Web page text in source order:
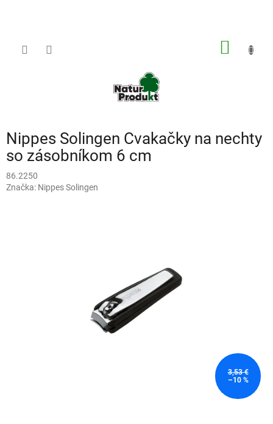
Nippes Solingen Cvakačky na nechty
so zásobníkom 6 cm
86.2250
Značka: Nippes Solingen
3,53 €
–10 %